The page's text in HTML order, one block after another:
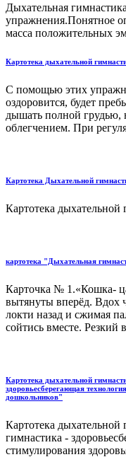
Дыхательная
упражнения.Понятное
масса положительных
Картотека дыхательной
С помощью этих
оздоровится, будет
дышать полной грудью,
облегчением. При
Картотека Дыхательной
Картотека
картотека "Дыхательная
Карточка № 1.«Кошка-
вытянуты вперёд. Вдох
локти назад и сжимая
сойтись вместе. Резкий
Картотека дыхательной
здоровьесберегающая
дошкольников"
Картотека
гимнастика -
стимулирования